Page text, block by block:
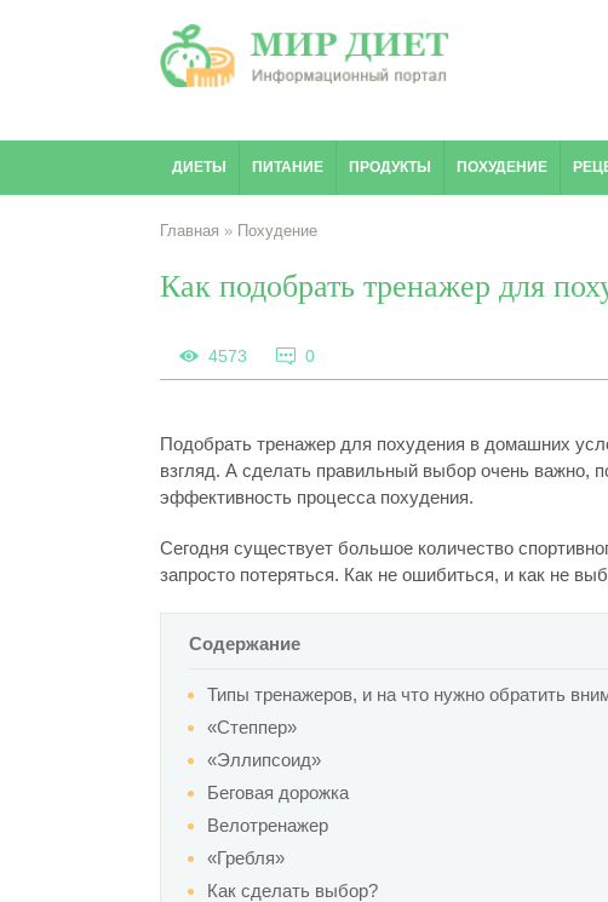
ДИЕТЫ ПИТАНИЕ ПРОДУКТЫ ПОХУДЕНИЕ
Главная » Похудение
Как подобрать тренажер для
4573 0
Подобрать тренажер для похудения в домашних
взгляд. А сделать правильный выбор очень важно,
эффективность процесса похудения.
Сегодня существует большое количество
запросто потеряться. Как не ошибиться, и как не
Содержание
Типы тренажеров, и на что нужно обратить
«Степпер»
«Эллипсоид»
Беговая дорожка
Велотренажер
«Гребля»
Как сделать выбор?